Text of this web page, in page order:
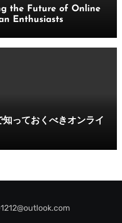
the Future of Online
Enthusiasts
っておくべきオンライ